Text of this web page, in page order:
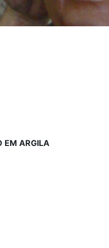
EM ARGILA